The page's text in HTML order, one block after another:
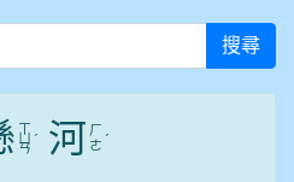
搜尋
ㄒ
ㄩ
ㄢ
ˊ 河 ㄏ
ㄜ ˊ